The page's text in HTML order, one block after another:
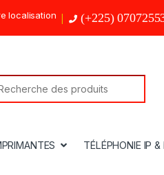
localisation (+225)
for:
TÉLÉPHONIE IP &